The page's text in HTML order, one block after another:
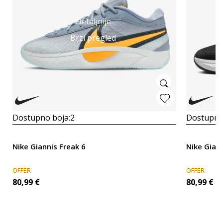
Detaljnije
Brzi pregled
Dostupno boja:2
Nike Giannis Freak 6
OFFER
80,99 €
Nike
OFFER
80,99 €